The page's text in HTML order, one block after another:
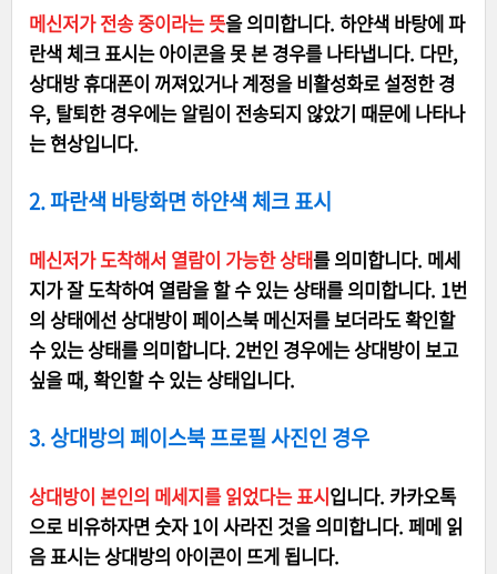
메신저가 전송 중이라는 뜻을 의미합니다. 하얀색 바탕에 파
란색 체크 표시는 아이콘을 못 본 경우를 나타냅니다. 다만,
상대방 휴대폰이 꺼져있거나 계정을 비활성화로 설정한 경
우, 탈퇴한 경우에는 알림이 전송되지 않았기 때문에 나타나
는 현상입니다.
2. 파란색 바탕화면 하얀색 체크 표시
메신저가 도착해서 열람이 가능한 상태를 의미합니다. 메세
지가 잘 도착하여 열람을 할 수 있는 상태를 의미합니다. 1번
의 상태에선 상대방이 페이스북 메신저를 보더라도 확인할
수 있는 상태를 의미합니다. 2번인 경우에는 상대방이 보고
싶을 때, 확인할 수 있는 상태입니다.
3. 상대방의 페이스북 프로필 사진인 경우
상대방이 본인의 메세지를 읽었다는 표시입니다. 카카오톡
으로 비유하자면 숫자 1이 사라진 것을 의미합니다. 페메 읽
음 표시는 상대방의 아이콘이 뜨게 됩니다.